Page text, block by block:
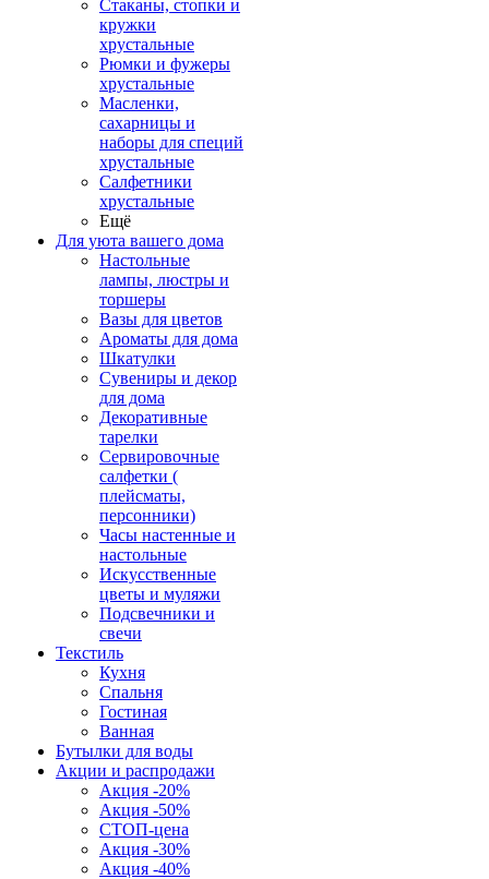
Стаканы, стопки и
кружки
хрустальные
Рюмки и фужеры
хрустальные
Масленки,
сахарницы и
наборы для специй
хрустальные
Салфетники
хрустальные
Ещё
Для уюта вашего дома
Настольные
лампы, люстры и
торшеры
Вазы для цветов
Ароматы для дома
Шкатулки
Сувениры и декор
для дома
Декоративные
тарелки
Сервировочные
салфетки (
плейсматы,
персонники)
Часы настенные и
настольные
Искусственные
цветы и муляжи
Подсвечники и
свечи
Текстиль
Кухня
Спальня
Гостиная
Ванная
Бутылки для воды
Акции и распродажи
Акция -20%
Акция -50%
СТОП-цена
Акция -30%
Акция -40%